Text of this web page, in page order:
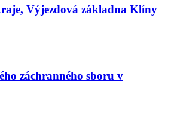
Výjezdová základna Klíny
záchranného sboru v